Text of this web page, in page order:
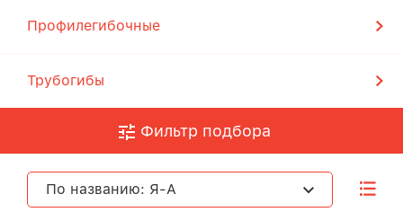
Профилегибочные
Трубогибы
Фильтр подбора
По названию: Я-А